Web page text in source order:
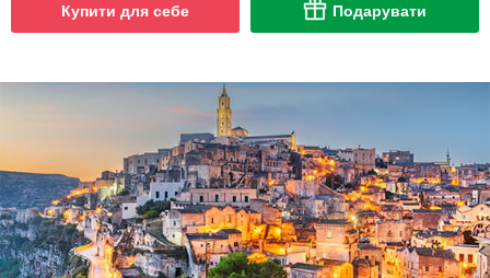
Купити для себе Подарувати